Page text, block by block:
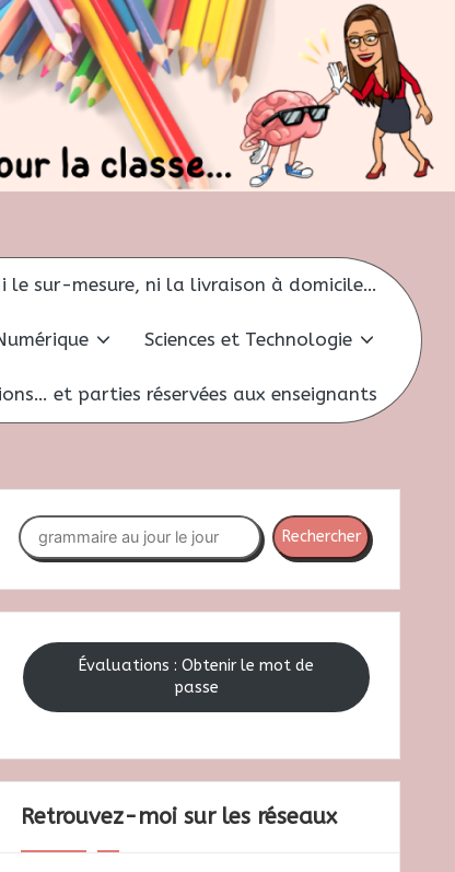
le sur-mesure, ni la livraison à domicile…
Sciences et Technologie
et parties réservées aux enseignants
Rechercher
Rechercher
Évaluations : Obtenir le mot de
passe
Retrouvez-moi sur les réseaux